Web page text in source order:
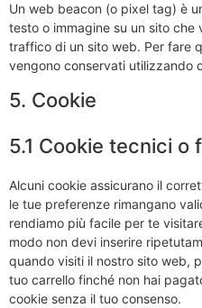
Un web beacon (o pixel tag) è
testo o immagine su un sito che
traffico di un sito web. Per fare
vengono conservati utilizzando
5. Cookie
5.1 Cookie tecnici o
Alcuni cookie assicurano il
le tue preferenze rimangano
rendiamo più facile per te
modo non devi inserire
quando visiti il nostro sito web,
tuo carrello finché non hai
cookie senza il tuo consenso.